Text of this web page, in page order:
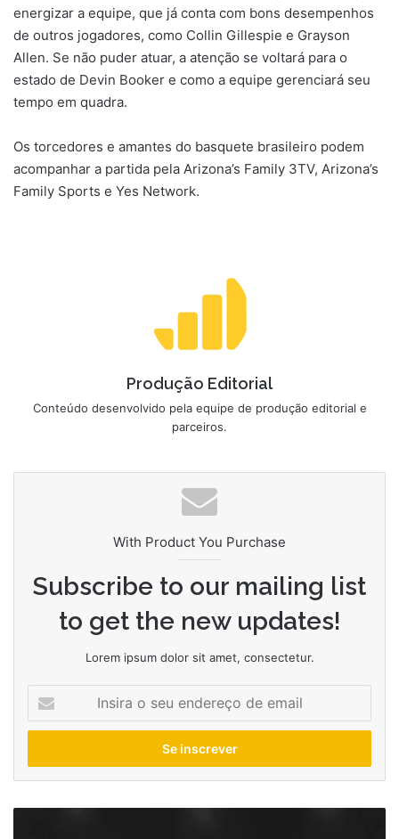
energizar a equipe, que já conta com bons desempenhos
de outros jogadores, como Collin Gillespie e Grayson
Allen. Se não puder atuar, a atenção se voltará para o
estado de Devin Booker e como a equipe gerenciará seu
tempo em quadra.
Os torcedores e amantes do basquete brasileiro podem
acompanhar a partida pela Arizona’s Family 3TV, Arizona’s
Family Sports e Yes Network.
Produção Editorial
Conteúdo desenvolvido pela equipe de produção editorial e
parceiros.
With Product You Purchase
Subscribe to our mailing list
to get the new updates!
Lorem ipsum dolor sit amet, consectetur.
seu
de
email